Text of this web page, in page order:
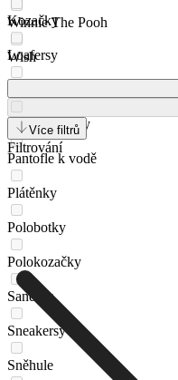
Winnie The Pooh
Wish
Kozačky
Loafersy
Obuv do vody
Pantofle k vodě
Plátěnky
Polobotky
Polokozačky
Sandály
Sneakersy
Sněhule
Více filtrů
Filtrování